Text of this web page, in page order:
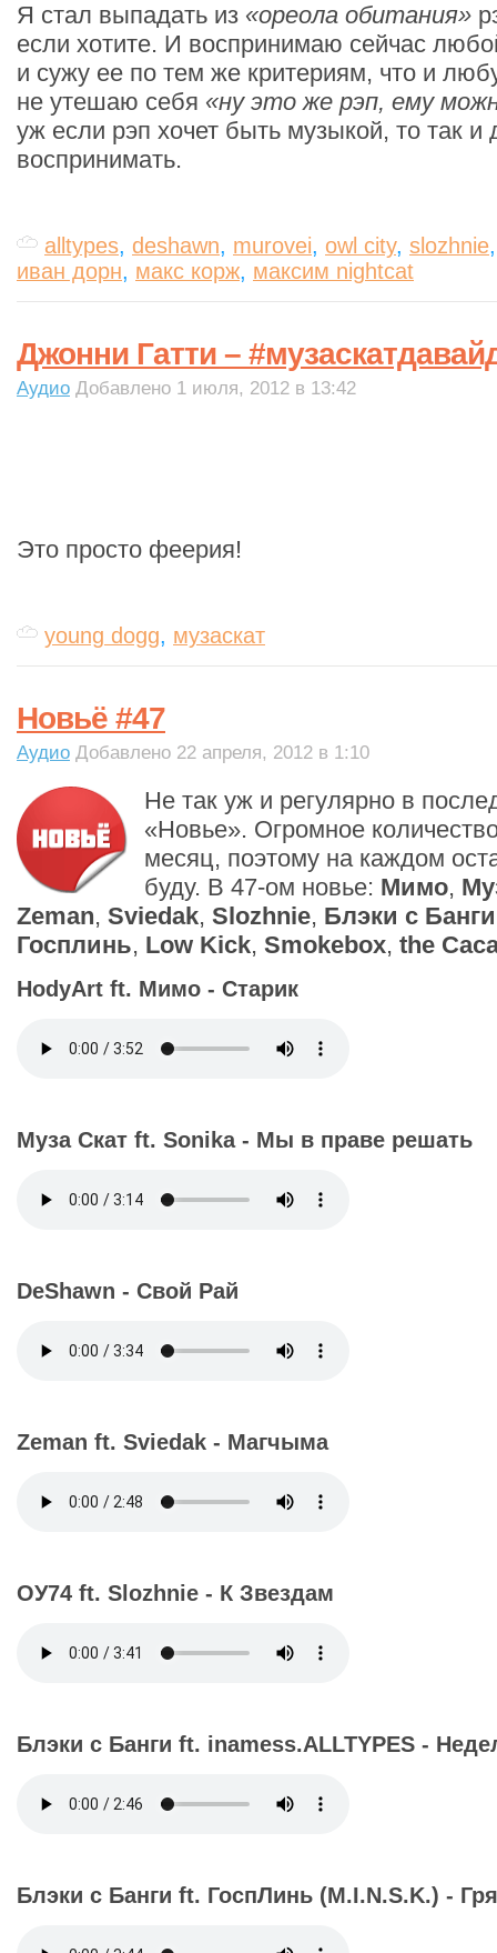
Я стал выпадать из «ореола обитания»
если хотите. И воспринимаю сейчас
и сужу ее по тем же критериям, что и
не утешаю себя «ну это же рэп, ему
уж если рэп хочет быть музыкой, то так и
воспринимать.
alltypes, deshawn, murovei, owl city, slozhnie
иван дорн, макс корж, максим nightcat
Джонни Гатти –
Аудио Добавлено 1 июля, 2012 в 13:42
Это просто феерия!
young dogg, музаскат
Новьё #47
Аудио Добавлено 22 апреля, 2012 в 1:10
Не так уж и регулярно в
«Новье». Огромное
месяц, поэтому на каждом
буду. В 47-ом новье: Мимо,
Zeman, Sviedak, Slozhnie, Блэки с Банги
Госплинь, Low Kick, Smokebox, the
HodyArt ft. Мимо - Старик
Муза Скат ft. Sonika - Мы в праве решать
DeShawn - Свой Рай
Zeman ft. Sviedak - Магчыма
ОУ74 ft. Slozhnie - К Звездам
Блэки с Банги ft. inamess.ALLTYPES -
Блэки с Банги ft. ГоспЛинь (M.I.N.S.K.) -